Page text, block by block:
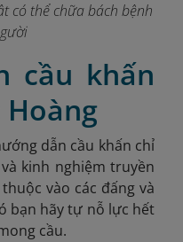
có thể chữa bách bệnh
cầu khấn
dẫn cầu khấn chỉ
kinh nghiệm truyền
vào các đấng và
bạn hãy tự nỗ lực hết
cầu.